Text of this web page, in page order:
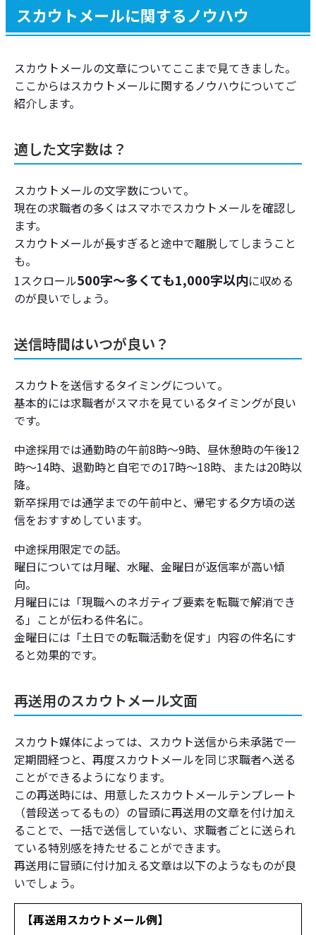
スカウトメールに関するノウハウ
スカウトメールの文章についてここまで見てきました。
ここからはスカウトメールに関するノウハウについてご
紹介します。
適した文字数は？
スカウトメールの文字数について。
現在の求職者の多くはスマホでスカウトメールを確認し
ます。
スカウトメールが長すぎると途中で離脱してしまうこと
も。
1スクロール500字～多くても1,000字以内に収める
のが良いでしょう。
送信時間はいつが良い？
スカウトを送信するタイミングについて。
基本的には求職者がスマホを見ているタイミングが良い
です。
中途採用では通勤時の午前8時～9時、昼休憩時の午後12
時～14時、退勤時と自宅での17時～18時、または20時以
降。
新卒採用では通学までの午前中と、帰宅する夕方頃の送
信をおすすめしています。
中途採用限定での話。
曜日については月曜、水曜、金曜日が返信率が高い傾
向。
月曜日には「現職へのネガティブ要素を転職で解消でき
る」ことが伝わる件名に。
金曜日には「土日での転職活動を促す」内容の件名にす
ると効果的です。
再送用のスカウトメール文面
スカウト媒体によっては、スカウト送信から未承諾で一
定期間経つと、再度スカウトメールを同じ求職者へ送る
ことができるようになります。
この再送時には、用意したスカウトメールテンプレート
（普段送ってるもの）の冒頭に再送用の文章を付け加え
ることで、一括で送信していない、求職者ごとに送られ
ている特別感を持たせることができます。
再送用に冒頭に付け加える文章は以下のようなものが良
いでしょう。
【再送用スカウトメール例】